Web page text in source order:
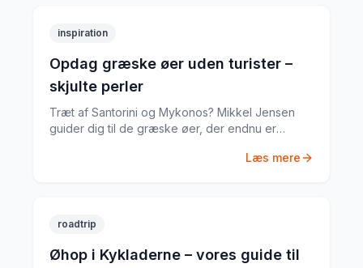
inspiration
Opdag græske øer uden turister –
skjulte perler
Træt af Santorini og Mykonos? Mikkel Jensen
guider dig til de græske øer, der endnu er
minder om, hvad Grækenland var for enLæs mere
roadtrip
Øhop i Kykladerne – vores guide til